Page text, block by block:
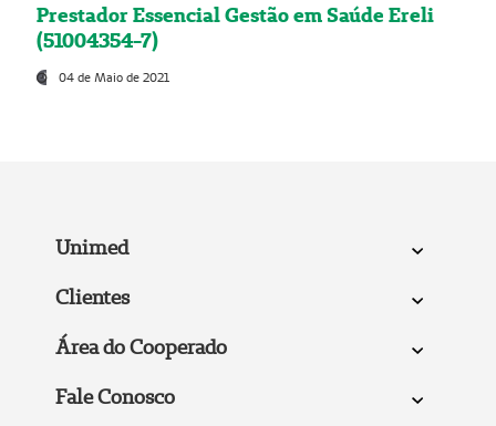
Prestador Essencial Gestão em Saúde Ereli
(51004354-7)
04 de Maio de 2021
Unimed
Clientes
Área do Cooperado
Fale Conosco